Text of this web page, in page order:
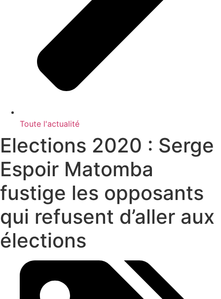
Toute l'actualité
Elections 2020 : Serge
Espoir Matomba
fustige les opposants
qui refusent d’aller aux
élections